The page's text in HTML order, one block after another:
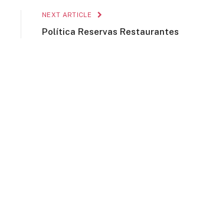
NEXT ARTICLE
Política Reservas Restaurantes